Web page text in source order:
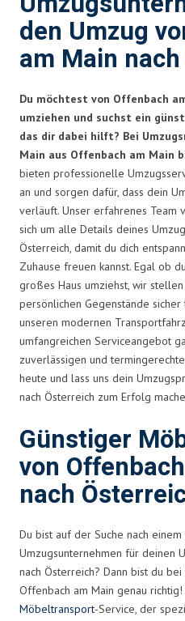
den Umzug
am Main
Du möchtest von Offenbach
umziehen und suchst ein
das dir dabei hilft? Bei
Main aus Offenbach am Main
bieten professionelle
an und sorgen dafür, dass dein
verläuft. Unser erfahrenes Team
sich um alle Details deines
Österreich, damit du dich
Zuhause freuen kannst. Egal ob
großes Haus umziehst, wir
persönlichen Gegenstände
unseren modernen
umfangreichen Serviceangebot
zuverlässigen und
heute und lass uns dein
nach Österreich zum Erfolg
Günstiger
von
nach
Du bist auf der Suche nach
Umzugsunternehmen für deinen
nach Österreich? Dann bist du
Offenbach am Main genau
Möbeltransport-Service, der